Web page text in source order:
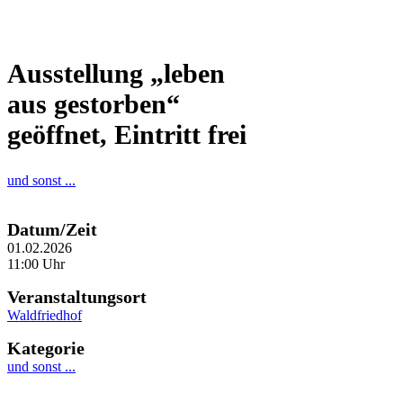
Ausstellung „leben
aus gestorben“
geöffnet, Eintritt frei
und sonst ...
Datum/Zeit
01.02.2026
11:00 Uhr
Veranstaltungsort
Waldfriedhof
Kategorie
und sonst ...